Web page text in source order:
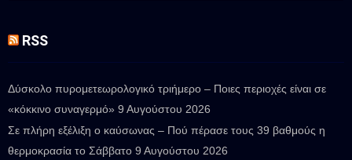
RSS
Δύσκολο πυρομετεωρολογικό τριήμερο – Ποιες περιοχές είναι σε
«κόκκινο συναγερμό» 9 Αυγούστου 2026
Σε πλήρη εξέλιξη ο καύσωνας – Πού πέρασε τους 39 βαθμούς η
θερμοκρασία το Σάββατο 9 Αυγούστου 2026